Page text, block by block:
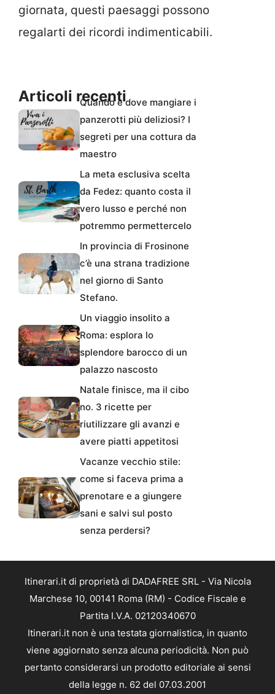
giornata, questi paesaggi possono
regalarti dei ricordi indimenticabili.
Articoli recentiQuando e dove mangiare i
panzerotti più deliziosi? I
segreti per una cottura da
maestro
La meta esclusiva scelta
da Fedez: quanto costa il
vero lusso e perché non
potremmo permettercelo
In provincia di Frosinone
c’è una strana tradizione
nel giorno di Santo
Stefano.
Un viaggio insolito a
Roma: esplora lo
splendore barocco di un
palazzo nascosto
Natale finisce, ma il cibo
no. 3 ricette per
riutilizzare gli avanzi e
avere piatti appetitosi
Vacanze vecchio stile:
come si faceva prima a
prenotare e a giungere
sani e salvi sul posto
senza perdersi?
Itinerari.it di proprietà di DADAFREE SRL - Via Nicola
Marchese 10, 00141 Roma (RM) - Codice Fiscale e
Partita I.V.A. 02120340670
Itinerari.it non è una testata giornalistica, in quanto
viene aggiornato senza alcuna periodicità. Non può
pertanto considerarsi un prodotto editoriale ai sensi
della legge n. 62 del 07.03.2001